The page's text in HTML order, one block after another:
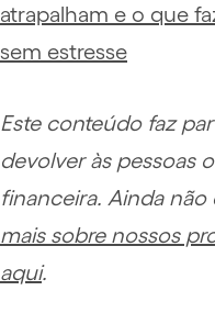
atrapalham e o que
sem estresse
Este conteúdo faz
devolver às pessoas
financeira. Ainda
mais sobre nossos
aqui.